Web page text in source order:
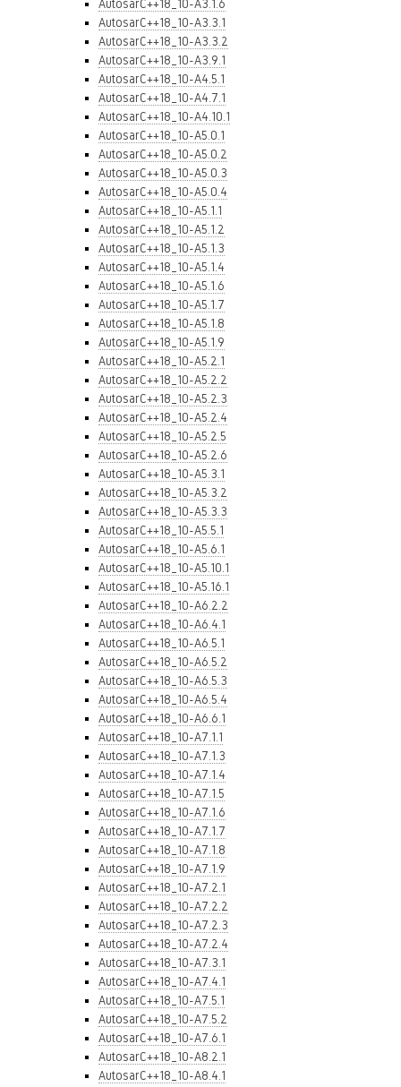
AutosarC++18_10-A3.1.6
AutosarC++18_10-A3.3.1
AutosarC++18_10-A3.3.2
AutosarC++18_10-A3.9.1
AutosarC++18_10-A4.5.1
AutosarC++18_10-A4.7.1
AutosarC++18_10-A4.10.1
AutosarC++18_10-A5.0.1
AutosarC++18_10-A5.0.2
AutosarC++18_10-A5.0.3
AutosarC++18_10-A5.0.4
AutosarC++18_10-A5.1.1
AutosarC++18_10-A5.1.2
AutosarC++18_10-A5.1.3
AutosarC++18_10-A5.1.4
AutosarC++18_10-A5.1.6
AutosarC++18_10-A5.1.7
AutosarC++18_10-A5.1.8
AutosarC++18_10-A5.1.9
AutosarC++18_10-A5.2.1
AutosarC++18_10-A5.2.2
AutosarC++18_10-A5.2.3
AutosarC++18_10-A5.2.4
AutosarC++18_10-A5.2.5
AutosarC++18_10-A5.2.6
AutosarC++18_10-A5.3.1
AutosarC++18_10-A5.3.2
AutosarC++18_10-A5.3.3
AutosarC++18_10-A5.5.1
AutosarC++18_10-A5.6.1
AutosarC++18_10-A5.10.1
AutosarC++18_10-A5.16.1
AutosarC++18_10-A6.2.2
AutosarC++18_10-A6.4.1
AutosarC++18_10-A6.5.1
AutosarC++18_10-A6.5.2
AutosarC++18_10-A6.5.3
AutosarC++18_10-A6.5.4
AutosarC++18_10-A6.6.1
AutosarC++18_10-A7.1.1
AutosarC++18_10-A7.1.3
AutosarC++18_10-A7.1.4
AutosarC++18_10-A7.1.5
AutosarC++18_10-A7.1.6
AutosarC++18_10-A7.1.7
AutosarC++18_10-A7.1.8
AutosarC++18_10-A7.1.9
AutosarC++18_10-A7.2.1
AutosarC++18_10-A7.2.2
AutosarC++18_10-A7.2.3
AutosarC++18_10-A7.2.4
AutosarC++18_10-A7.3.1
AutosarC++18_10-A7.4.1
AutosarC++18_10-A7.5.1
AutosarC++18_10-A7.5.2
AutosarC++18_10-A7.6.1
AutosarC++18_10-A8.2.1
AutosarC++18_10-A8.4.1